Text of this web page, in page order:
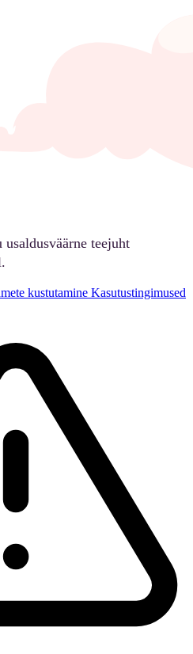
usaldusväärne teejuht
kustutamine Kasutustingimused